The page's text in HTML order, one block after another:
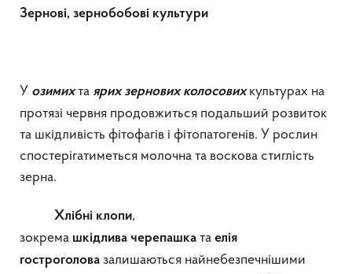
Зернові, зернобобові культури
У озимихта ярих зернових колосовихкультурах на
протязі червня продовжиться подальший розвиток
та шкідливість фітофагів і фітопатогенів. У рослин
спостерігатиметься молочна та воскова стиглість
зерна.
Хлібні клопи,
зокрема шкідлива черепашка та елія
гостроголова залишаються найнебезпечнішими